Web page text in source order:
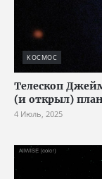
КОСМОС
Телескоп
(и открыл)
4 Июль, 2025